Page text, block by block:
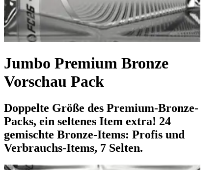
Jumbo Premium Bronze
Vorschau Pack
Doppelte Größe des Premium-Bronze-
Packs, ein seltenes Item extra! 24
gemischte Bronze-Items: Profis und
Verbrauchs-Items, 7 Selten.